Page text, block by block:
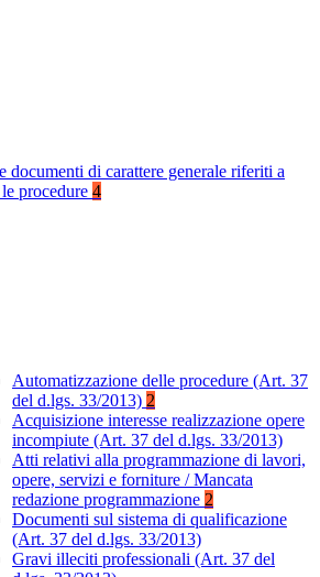
documenti di carattere generale riferiti a
procedure 4
Automatizzazione delle procedure (Art. 37
del d.lgs. 33/2013) 2
Acquisizione interesse realizzazione opere
incompiute (Art. 37 del d.lgs. 33/2013)
Atti relativi alla programmazione di lavori,
opere, servizi e forniture / Mancata
redazione programmazione 2
Documenti sul sistema di qualificazione
(Art. 37 del d.lgs. 33/2013)
Gravi illeciti professionali (Art. 37 del